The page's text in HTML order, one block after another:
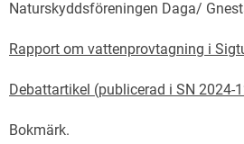
Naturskyddsföreningen Daga/
Rapport om vattenprovtagning i
Debattartikel (publicerad i SN 2024-
Bokmärk.